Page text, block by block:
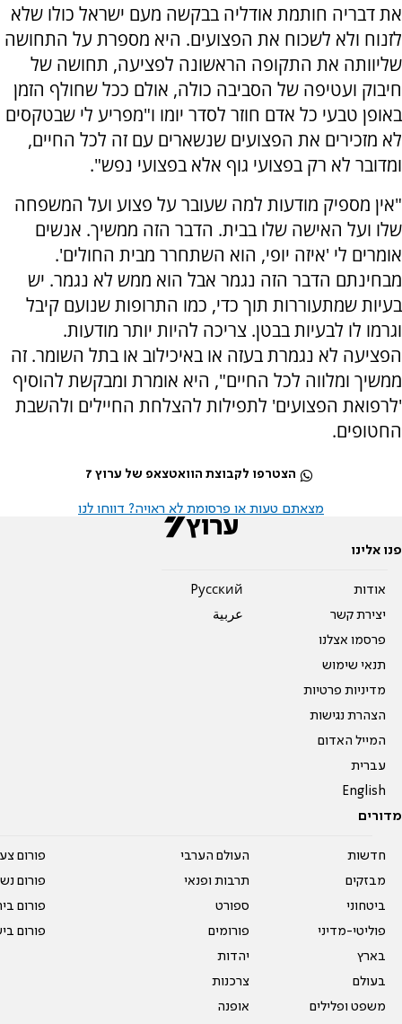
את דבריה חותמת אודליה בבקשה מעם ישראל כולו שלא
לזנוח ולא לשכוח את הפצועים. היא מספרת על התחושה
שליוותה את התקופה הראשונה לפציעה, תחושה של
חיבוק ועטיפה של הסביבה כולה, אולם ככל שחולף הזמן
באופן טבעי כל אדם חוזר לסדר יומו ו"מפריע לי שבטקסים
לא מזכירים את הפצועים שנשארים עם זה לכל החיים,
ומדובר לא רק בפצועי גוף אלא בפצועי נפש".
"אין מספיק מודעות למה שעובר על פצוע ועל המשפחה
שלו ועל האישה שלו בבית. הדבר הזה ממשיך. אנשים
אומרים לי 'איזה יופי, הוא השתחרר מבית החולים'.
מבחינתם הדבר הזה נגמר אבל הוא ממש לא נגמר. יש
בעיות שמתעוררות תוך כדי, כמו התרופות שנועם קיבל
וגרמו לו לבעיות בבטן. צריכה להיות יותר מודעות.
הפציעה לא נגמרת בעזה או באיכילוב או בתל השומר. זה
ממשיך ומלווה לכל החיים", היא אומרת ומבקשת להוסיף
'לרפואת הפצועים' לתפילות להצלחת החיילים ולהשבת
החטופים.
הצטרפו לקבוצת הוואטצאפ של ערוץ 7
מצאתם טעות או פרסומת לא ראויה? דווחו לנו
פנו אלינו
אודות
יצירת קשר
פרסמו אצלנו
תנאי שימוש
מדיניות פרטיות
הצהרת נגישות
המייל האדום
עברית
English
Pусский
عربية
מדורים
חדשות
מבזקים
ביטחוני
פוליטי-מדיני
בארץ
בעולם
משפט ופלילים
העולם הערבי
תרבות ופנאי
ספורט
פורומים
יהדות
צרכנות
אופנה
פורום
פורום
פורום
פורום